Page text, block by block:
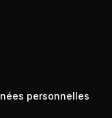
personnelles